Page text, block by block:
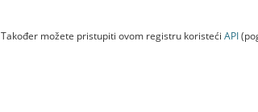
Također možete pristupiti ovom registru koristeći API